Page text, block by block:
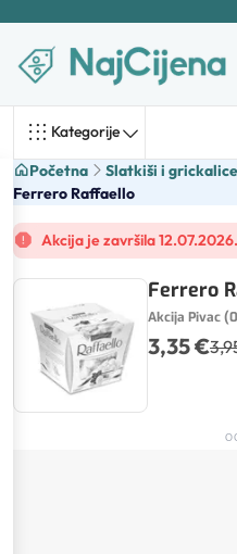
Kategorije
Početna Slatkiši i grickalice
Ferrero Raffaello
Akcija je završila 12.07.2026.
Ferrero
Akcija Pivac
3,35 €